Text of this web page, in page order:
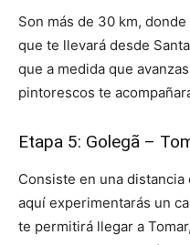
Son más de 30 km,
que te llevará desde
que a medida que
pintorescos te
Etapa 5: Golegã –
Consiste en una
aquí experimentarás un
te permitirá llegar a Tomar,